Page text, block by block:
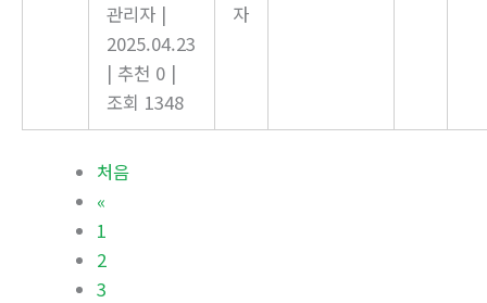
관리자 |
2025.04.23
| 추천 0 |
조회 1348
자
처음
«
1
2
3